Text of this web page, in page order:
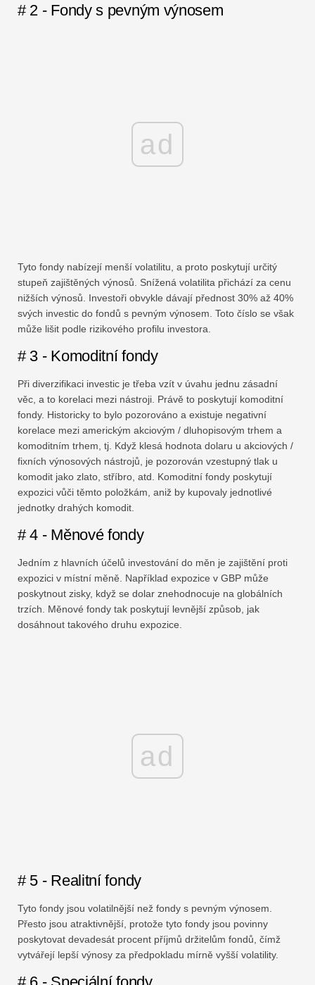
# 2 - Fondy s pevným výnosem
ad
Tyto fondy nabízejí menší volatilitu, a proto poskytují určitý
stupeň zajištěných výnosů. Snížená volatilita přichází za cenu
nižších výnosů. Investoři obvykle dávají přednost 30% až 40%
svých investic do fondů s pevným výnosem. Toto číslo se však
může lišit podle rizikového profilu investora.
# 3 - Komoditní fondy
Při diverzifikaci investic je třeba vzít v úvahu jednu zásadní
věc, a to korelaci mezi nástroji. Právě to poskytují komoditní
fondy. Historicky to bylo pozorováno a existuje negativní
korelace mezi americkým akciovým / dluhopisovým trhem a
komoditním trhem, tj. Když klesá hodnota dolaru u akciových /
fixních výnosových nástrojů, je pozorován vzestupný tlak u
komodit jako zlato, stříbro, atd. Komoditní fondy poskytují
expozici vůči těmto položkám, aniž by kupovaly jednotlivé
jednotky drahých komodit.
# 4 - Měnové fondy
Jedním z hlavních účelů investování do měn je zajištění proti
expozici v místní měně. Například expozice v GBP může
poskytnout zisky, když se dolar znehodnocuje na globálních
trzích. Měnové fondy tak poskytují levnější způsob, jak
dosáhnout takového druhu expozice.
ad
# 5 - Realitní fondy
Tyto fondy jsou volatilnější než fondy s pevným výnosem.
Přesto jsou atraktivnější, protože tyto fondy jsou povinny
poskytovat devadesát procent příjmů držitelům fondů, čímž
vytvářejí lepší výnosy za předpokladu mírně vyšší volatility.